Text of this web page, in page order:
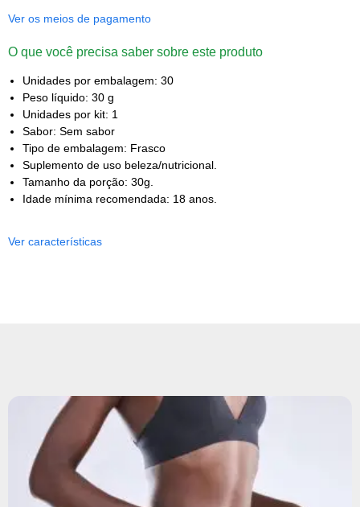
Ver os meios de pagamento
O que você precisa saber sobre este produto
Unidades por embalagem: 30
Peso líquido: 30 g
Unidades por kit: 1
Sabor: Sem sabor
Tipo de embalagem: Frasco
Suplemento de uso beleza/nutricional.
Tamanho da porção: 30g.
Idade mínima recomendada: 18 anos.
Ver características